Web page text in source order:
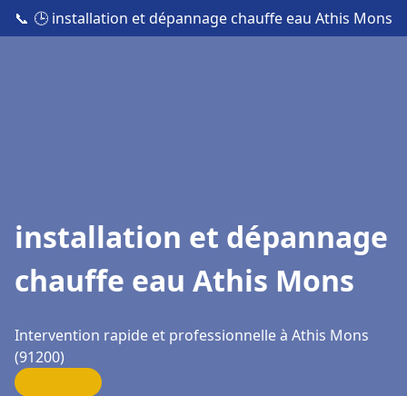
📞 🕒 installation et dépannage chauffe eau Athis Mons
installation et dépannage
chauffe eau Athis Mons
Intervention rapide et professionnelle à Athis Mons
(91200)